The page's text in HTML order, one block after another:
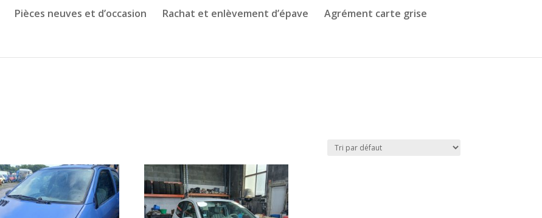
Pièces neuves et d’occasion Rachat et enlèvement d’épave
Agrément carte grise